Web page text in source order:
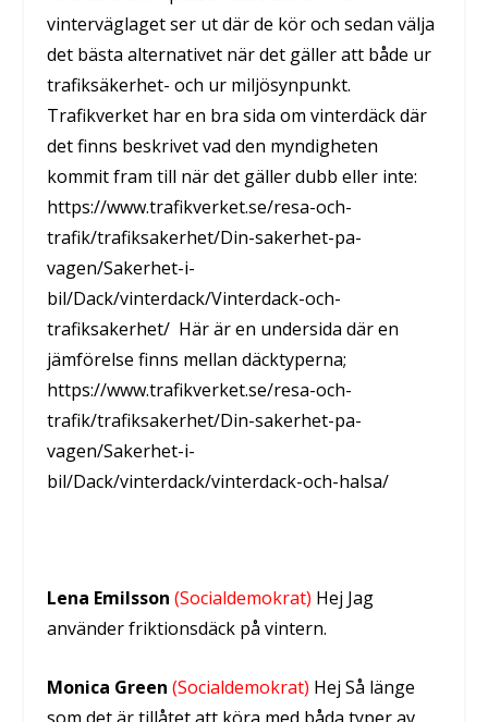
vinterväglaget ser ut där de kör och sedan välja
det bästa alternativet när det gäller att både ur
trafiksäkerhet- och ur miljösynpunkt.
Trafikverket har en bra sida om vinterdäck där
det finns beskrivet vad den myndigheten
kommit fram till när det gäller dubb eller inte:
https://www.trafikverket.se/resa-och-
trafik/trafiksakerhet/Din-sakerhet-pa-
vagen/Sakerhet-i-
bil/Dack/vinterdack/Vinterdack-och-
trafiksakerhet/ Här är en undersida där en
jämförelse finns mellan däcktyperna;
https://www.trafikverket.se/resa-och-
trafik/trafiksakerhet/Din-sakerhet-pa-
vagen/Sakerhet-i-
bil/Dack/vinterdack/vinterdack-och-halsa/
Lena Emilsson (Socialdemokrat) Hej Jag
använder friktionsdäck på vintern.
Monica Green (Socialdemokrat) Hej Så länge